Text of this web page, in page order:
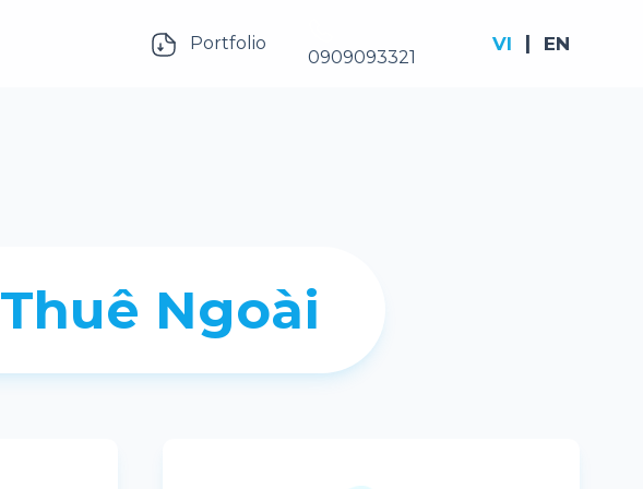
Portfolio
0909093321
VI EN
Thuê Ngoài